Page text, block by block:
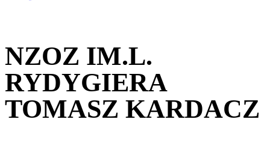
NZOZ IM.L.
RYDYGIERA
TOMASZ KARDACZ